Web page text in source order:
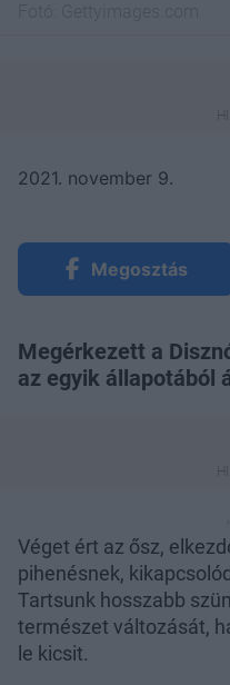
2021. november 9.
Megosztás
Megérkezett a
az egyik állapotából
Véget ért az ősz,
pihenésnek,
Tartsunk hosszabb
természet változását,
le kicsit.